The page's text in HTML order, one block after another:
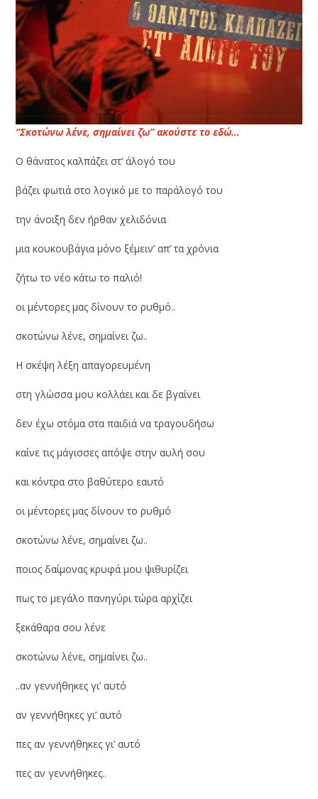
“Σκοτώνω λένε, σημαίνει ζω” ακούστε το εδώ…
Ο θάνατος καλπάζει στ’ άλογό του
βάζει φωτιά στο λογικό με το παράλογό του
την άνοιξη δεν ήρθαν χελιδόνια
μια κουκουβάγια μόνο ξέμειν’ απ’ τα χρόνια
ζήτω το νέο κάτω το παλιό!
οι μέντορες μας δίνουν το ρυθμό..
σκοτώνω λένε, σημαίνει ζω..
Η σκέψη λέξη απαγορευμένη
στη γλώσσα μου κολλάει και δε βγαίνει
δεν έχω στόμα στα παιδιά να τραγουδήσω
καίνε τις μάγισσες απόψε στην αυλή σου
και κόντρα στο βαθύτερο εαυτό
οι μέντορες μας δίνουν το ρυθμό
σκοτώνω λένε, σημαίνει ζω..
ποιος δαίμονας κρυφά μου ψιθυρίζει
πως το μεγάλο πανηγύρι τώρα αρχίζει
ξεκάθαρα σου λένε
σκοτώνω λένε, σημαίνει ζω..
..αν γεννήθηκες γι’ αυτό
αν γεννήθηκες γι’ αυτό
πες αν γεννήθηκες γι’ αυτό
πες αν γεννήθηκες..